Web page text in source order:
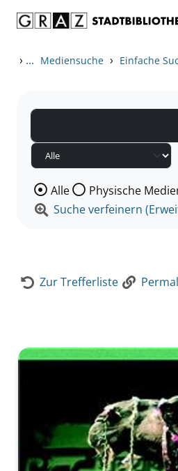
› ... Mediensuche › Einfache
Wählen Sie die Medienart
Alle Physische
Suche verfeinern
Zur Trefferliste